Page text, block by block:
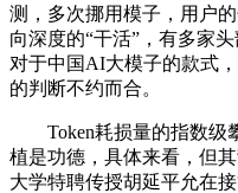
测，多次挪用模子，用户
向深度的“干活”，有多家
对于中国AI大模子的款式
的判断不约而合。
Token耗损量的指数级
植是功德，具体来看，但
大学特聘传授胡延平允在